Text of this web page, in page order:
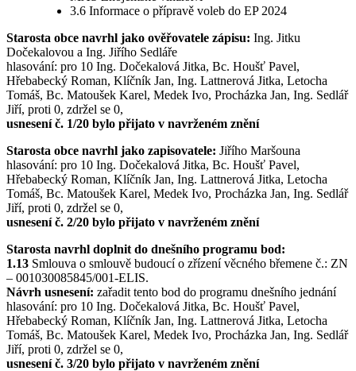
3.6 Informace o přípravě voleb do EP 2024
Starosta obce navrhl jako ověřovatele zápisu: Ing. Jitku
Dočekalovou a Ing. Jiřího Sedláře
hlasování: pro 10 Ing. Dočekalová Jitka, Bc. Houšť Pavel,
Hřebabecký Roman, Klíčník Jan, Ing. Lattnerová Jitka, Letocha
Tomáš, Bc. Matoušek Karel, Medek Ivo, Procházka Jan, Ing. Sedlář
Jiří, proti 0, zdržel se 0,
usnesení č. 1/20 bylo přijato v navrženém znění
Starosta obce navrhl jako zapisovatele: Jiřího Maršouna
hlasování: pro 10 Ing. Dočekalová Jitka, Bc. Houšť Pavel,
Hřebabecký Roman, Klíčník Jan, Ing. Lattnerová Jitka, Letocha
Tomáš, Bc. Matoušek Karel, Medek Ivo, Procházka Jan, Ing. Sedlář
Jiří, proti 0, zdržel se 0,
usnesení č. 2/20 bylo přijato v navrženém znění
Starosta navrhl doplnit do dnešního programu bod:
1.13 Smlouva o smlouvě budoucí o zřízení věcného břemene č.: ZN
– 001030085845/001-ELIS.
Návrh usnesení: zařadit tento bod do programu dnešního jednání
hlasování: pro 10 Ing. Dočekalová Jitka, Bc. Houšť Pavel,
Hřebabecký Roman, Klíčník Jan, Ing. Lattnerová Jitka, Letocha
Tomáš, Bc. Matoušek Karel, Medek Ivo, Procházka Jan, Ing. Sedlář
Jiří, proti 0, zdržel se 0,
usnesení č. 3/20 bylo přijato v navrženém znění